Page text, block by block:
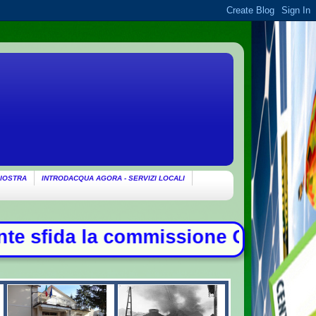
INTRODACQUA AGORA - SERVIZI LOCALI
Covid, duello con